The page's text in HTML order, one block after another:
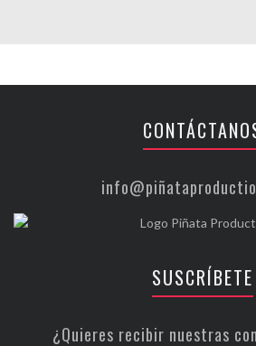
SUSCRÍBETE
¿Quieres recibir nuestras